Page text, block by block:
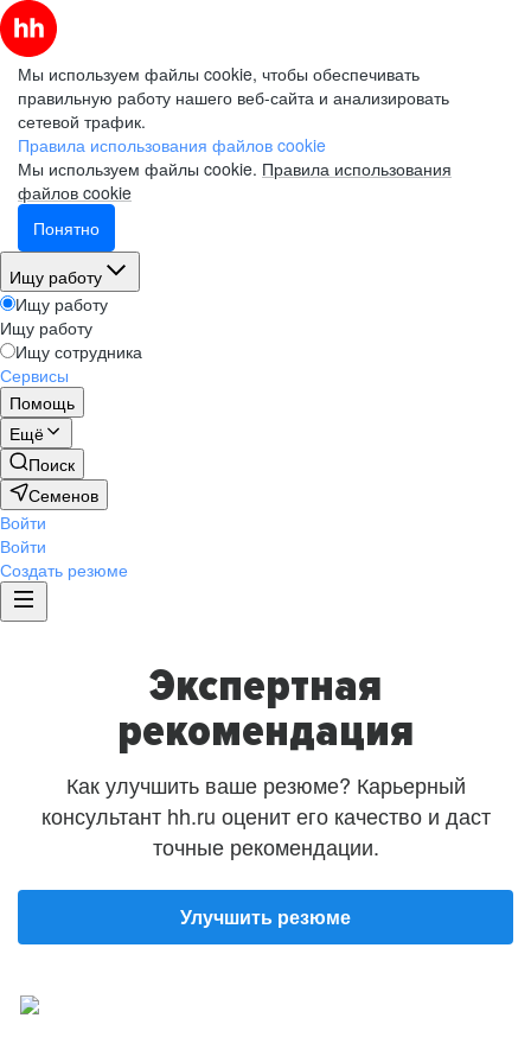
Мы используем файлы cookie, чтобы обеспечивать
правильную работу нашего веб-сайта и анализировать
сетевой трафик.
Правила использования файлов cookie
Мы используем файлы cookie. Правила использования
файлов cookie
Понятно
Ищу работу
Ищу работу
Ищу работу
Ищу сотрудника
Сервисы
Помощь
Ещё
Поиск
Семенов
Войти
Войти
Создать резюме
Экспертная
рекомендация
Как улучшить ваше резюме? Карьерный
консультант hh.ru оценит его качество и даст
точные рекомендации.
Улучшить резюме